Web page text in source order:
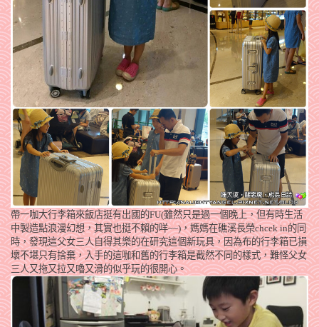
帶一咖大行李箱來飯店挺有出國的FU(雖然只是過一個晚上，但有時生活
中製造點浪漫幻想，其實也挺不賴的咩~~)，媽媽在礁溪長榮chcek in的同
時，發現這父女三人自得其樂的在研究這個新玩具，因為布的行李箱已損
壞不堪只有捨棄，入手的這咖和舊的行李箱是截然不同的樣式，難怪父女
三人又拖又拉又嚕又滑的似乎玩的很開心。